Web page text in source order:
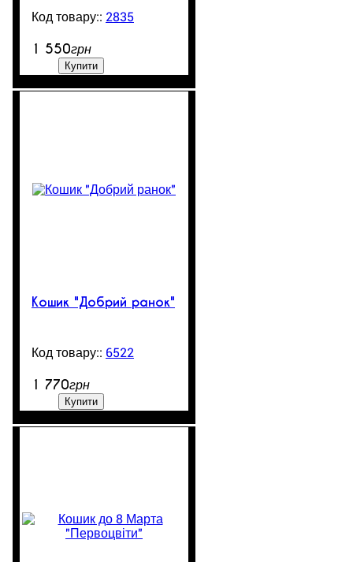
2835
1 550грн
Купити
Кошик "Добрий ранок"
6522
1 770грн
Купити